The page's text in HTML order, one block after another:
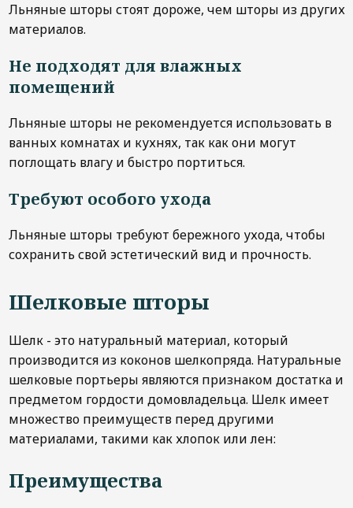
Льняные шторы стоят дороже, чем шторы из других
материалов.
Не подходят для влажных
помещений
Льняные шторы не рекомендуется использовать в
ванных комнатах и кухнях, так как они могут
поглощать влагу и быстро портиться.
Требуют особого ухода
Льняные шторы требуют бережного ухода, чтобы
сохранить свой эстетический вид и прочность.
Шелковые шторы
Шелк - это натуральный материал, который
производится из коконов шелкопряда. Натуральные
шелковые портьеры являются признаком достатка и
предметом гордости домовладельца. Шелк имеет
множество преимуществ перед другими
материалами, такими как хлопок или лен:
Преимущества